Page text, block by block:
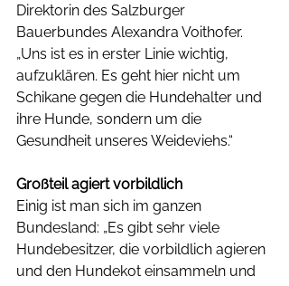
Direktorin des Salzburger
Bauerbundes Alexandra Voithofer.
„Uns ist es in erster Linie wichtig,
aufzuklären. Es geht hier nicht um
Schikane gegen die Hundehalter und
ihre Hunde, sondern um die
Gesundheit unseres Weideviehs.“
Großteil agiert vorbildlich
Einig ist man sich im ganzen
Bundesland: „Es gibt sehr viele
Hundebesitzer, die vorbildlich agieren
und den Hundekot einsammeln und